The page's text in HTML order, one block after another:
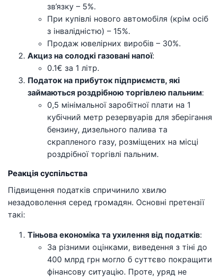
зв’язку – 5%.
При купівлі нового автомобіля (крім осіб
з інвалідністю) – 15%.
Продаж ювелірних виробів – 30%.
Акциз на солодкі газовані напої:
0.1€ за 1 літр.
Податок на прибуток підприємств, які
займаються роздрібною торгівлею пальним:
0,5 мінімальної заробітної плати на 1
кубічний метр резервуарів для зберігання
бензину, дизельного палива та
скрапленого газу, розміщених на місці
роздрібної торгівлі пальним.
Реакція суспільства
Підвищення податків спричинило хвилю
незадоволення серед громадян. Основні претензії
такі:
Тіньова економіка та ухилення від податків:
За різними оцінками, виведення з тіні до
400 млрд грн могло б суттєво покращити
фінансову ситуацію. Проте, уряд не